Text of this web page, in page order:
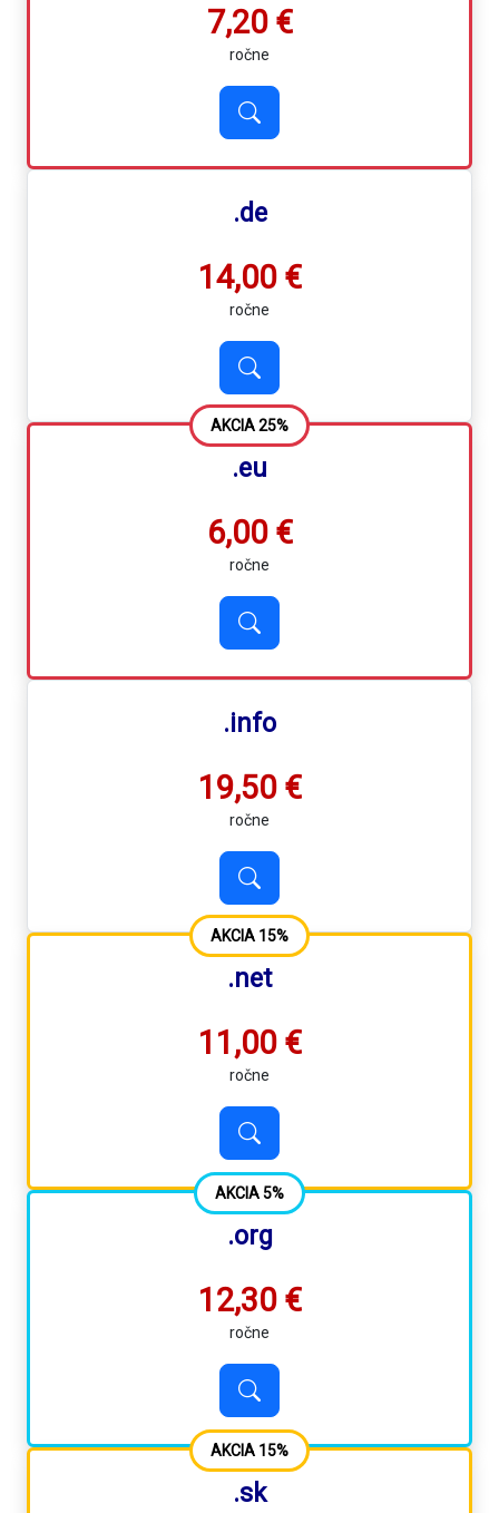
7,20 €
ročne
.de
14,00 €
ročne
AKCIA 25%
.eu
6,00 €
ročne
.info
19,50 €
ročne
AKCIA 15%
.net
11,00 €
ročne
AKCIA 5%
.org
12,30 €
ročne
AKCIA 15%
.sk